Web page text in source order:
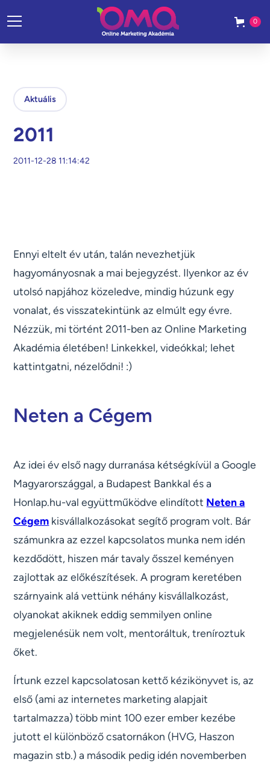
0
Aktuális
2011
2011-12-28 11:14:42
Ennyi eltelt év után, talán nevezhetjük
hagyományosnak a mai bejegyzést. Ilyenkor az év
utolsó napjához közeledve, mindig húzunk egy
vonalat, és visszatekintünk az elmúlt egy évre.
Nézzük, mi történt 2011-ben az Online Marketing
Akadémia életében! Linkekkel, videókkal; lehet
kattintgatni, nézelődni! :)
Neten a Cégem
Az idei év első nagy durranása kétségkívül a Google
Magyarországgal, a Budapest Bankkal és a
Honlap.hu-val együttműködve elindított Neten a
Cégem kisvállalkozásokat segítő program volt. Bár
számunkra az ezzel kapcsolatos munka nem idén
kezdődött, hiszen már tavaly ősszel keményen
zajlottak az előkészítések. A program keretében
szárnyaink alá vettünk néhány kisvállalkozást,
olyanokat akiknek eddig semmilyen online
megjelenésük nem volt, mentoráltuk, treníroztuk
őket.
Írtunk ezzel kapcsolatosan kettő kézikönyvet is, az
első (ami az internetes marketing alapjait
tartalmazza) több mint 100 ezer ember kezébe
jutott el különböző csatornákon (HVG, Haszon
magazin stb.) a második pedig idén novemberben